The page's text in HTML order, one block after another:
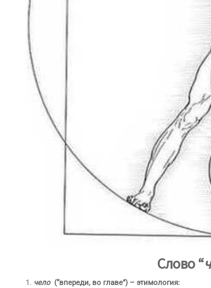
Слово “
1. чело(“впереди, во главе”) – этимология: